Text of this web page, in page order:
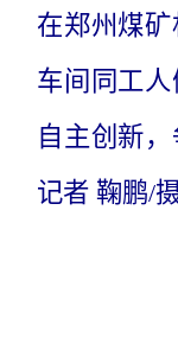
在郑州煤
车间同工
自主创新
记者 鞠鹏/